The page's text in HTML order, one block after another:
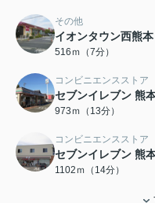
その他
イオンタウン西熊本
516ｍ（7分）
コンビニエンスストア
セブンイレブン 熊
973ｍ（13分）
コンビニエンスストア
セブンイレブン 熊
1102ｍ（14分）